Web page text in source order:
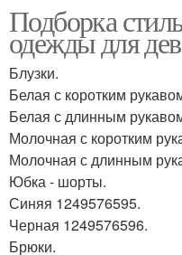
Подборка
одежды для
Блузки.
Белая с коротким
Белая с длинным
Молочная с коротким
Молочная с длинным
Юбка - шорты.
Синяя 1249576595.
Черная 1249576596.
Брюки.